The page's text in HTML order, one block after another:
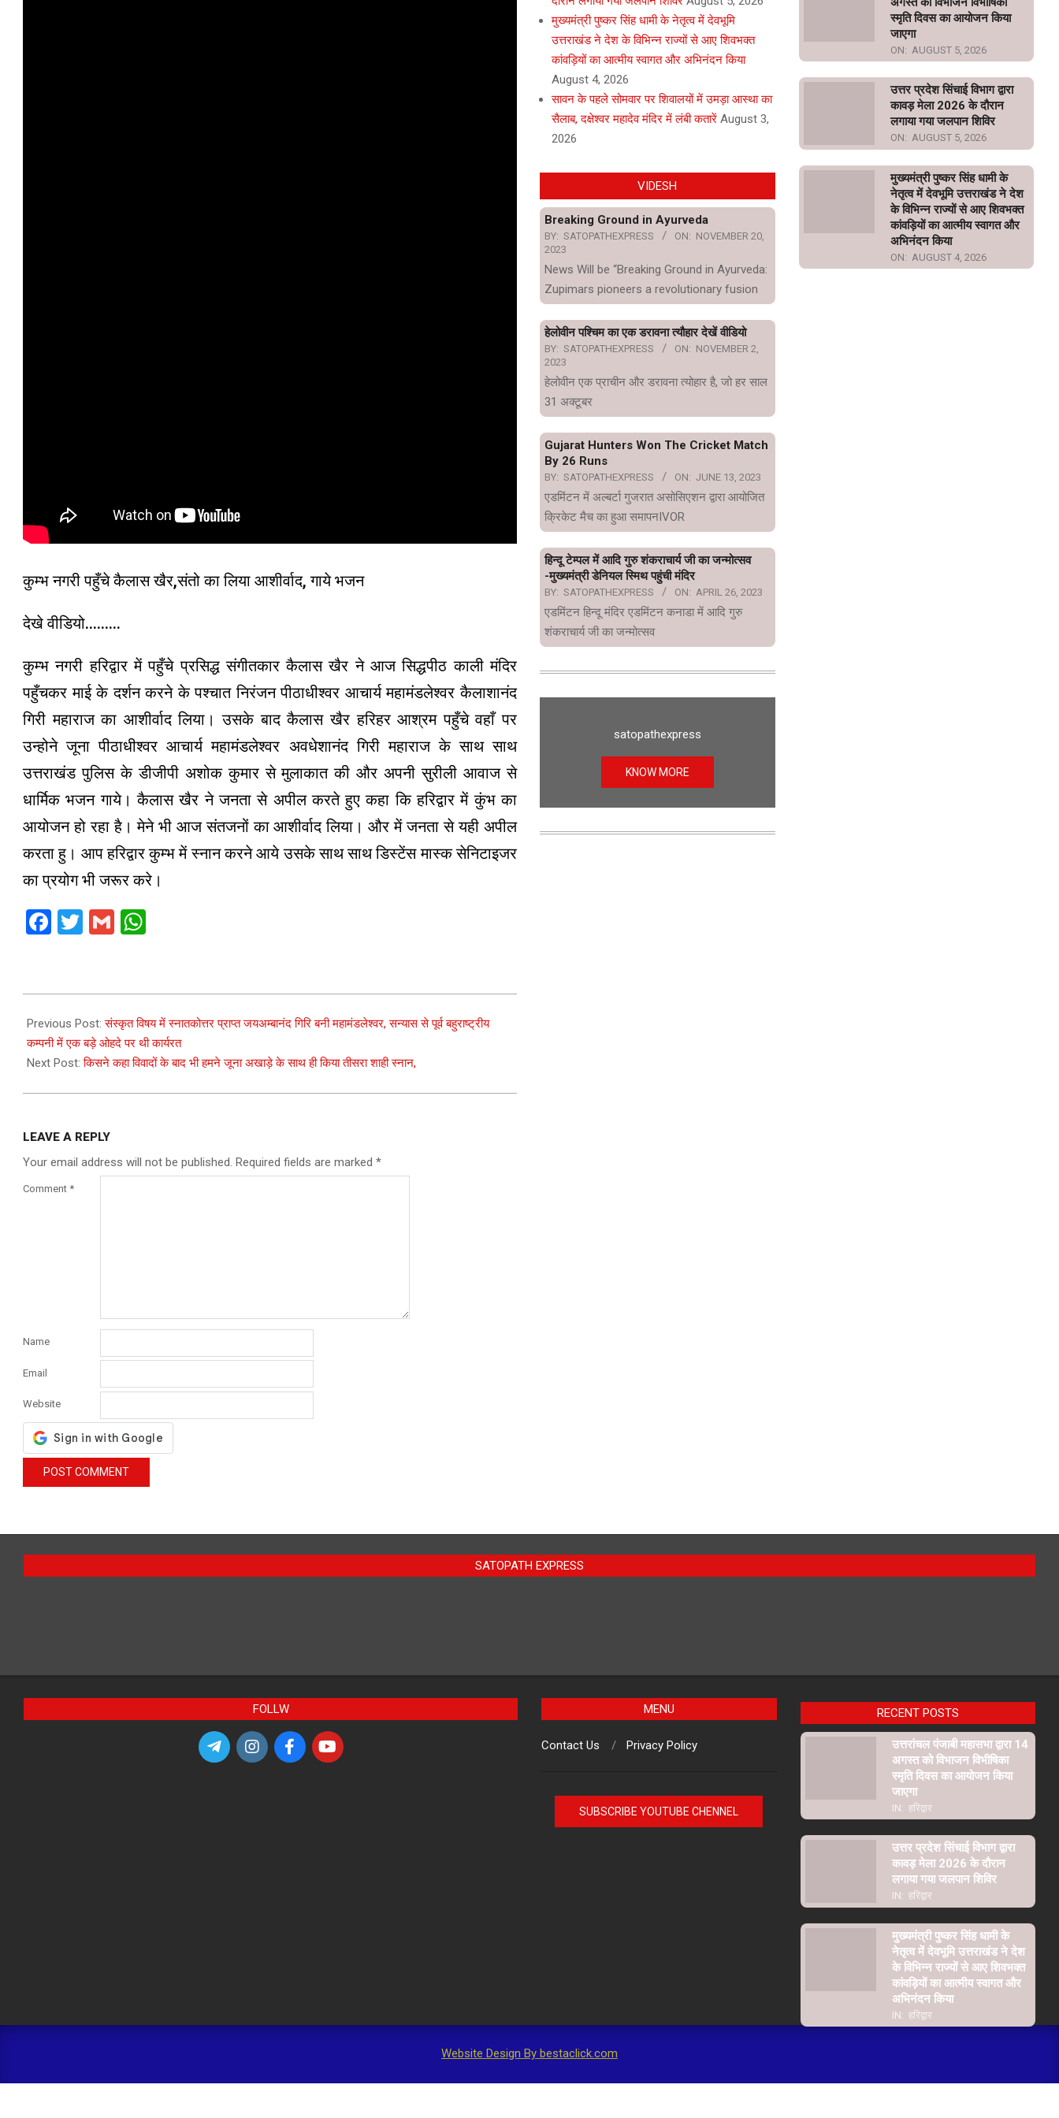
कुम्भ नगरी पहुँचे कैलास खैर,संतो का लिया आशीर्वाद, गाये भजन
देखे वीडियो………
कुम्भ नगरी हरिद्वार में पहुँचे प्रसिद्ध संगीतकार कैलास खैर ने आज सिद्धपीठ काली मंदिर
पहुँचकर माई के दर्शन करने के पश्चात निरंजन पीठाधीश्वर आचार्य महामंडलेश्वर कैलाशानंद
गिरी महाराज का आशीर्वाद लिया। उसके बाद कैलास खैर हरिहर आश्रम पहुँचे वहाँ पर
उन्होने जूना पीठाधीश्वर आचार्य महामंडलेश्वर अवधेशानंद गिरी महाराज के साथ साथ
उत्तराखंड पुलिस के डीजीपी अशोक कुमार से मुलाकात की और अपनी सुरीली आवाज से
धार्मिक भजन गाये। कैलास खैर ने जनता से अपील करते हुए कहा कि हरिद्वार में कुंभ का
आयोजन हो रहा है। मेने भी आज संतजनों का आशीर्वाद लिया। और में जनता से यही अपील
करता हु। आप हरिद्वार कुम्भ में स्नान करने आये उसके साथ साथ डिस्टेंस मास्क सेनिटाइजर
का प्रयोग भी जरूर करे।
Facebook
Twitter
Gmail
04-
13
Previous Post:संस्कृत विषय में स्नातकोत्तर प्राप्त जयअम्बानंद गिरि बनी महामंडलेश्वर, सन्यास से पूर्व बहुराष्ट्रीय
कम्पनी में एक बड़े ओहदे पर थी कार्यरत
Next Post:किसने कहा विवादों के बाद भी हमने जूना अखाड़े के साथ ही किया तीसरा शाही स्नान,
LEAVE A REPLY
Your email address will not be published. Required fields are marked *
Comment *
Name
Email
Website
मुख्यमंत्री पुष्कर सिंह धामी के नेतृत्व में देवभूमि
उत्तराखंड ने देश के विभिन्न राज्यों से आए शिवभक्त
कांवड़ियों का आत्मीय स्वागत और अभिनंदन किया
August 4, 2026
सावन के पहले सोमवार पर शिवालयों में उमड़ा आस्था का
सैलाब, दक्षेश्वर महादेव मंदिर में लंबी कतारें August 3,
2026
VIDESH
Breaking Ground in Ayurveda
BY: SATOPATHEXPRESS ON: NOVEMBER 20,
2023
News Will be “Breaking Ground in Ayurveda:
Zupimars pioneers a revolutionary fusion
हेलोवीन पश्चिम का एक डरावना त्यौहार देखें वीडियो
BY: SATOPATHEXPRESS ON: NOVEMBER 2,
2023
हेलोवीन एक प्राचीन और डरावना त्योहार है, जो हर साल
31 अक्टूबर
Gujarat Hunters Won The Cricket Match
By 26 Runs
BY: SATOPATHEXPRESS ON: JUNE 13, 2023
एडमिंटन में अल्बर्टा गुजरात असोसिएशन द्वारा आयोजित
क्रिकेट मैच का हुआ समापनIVOR
हिन्दू टेम्पल में आदि गुरु शंकराचार्य जी का जन्मोत्सव
-मुख्यमंत्री डेनियल स्मिथ पहुंची मंदिर
BY: SATOPATHEXPRESS ON: APRIL 26, 2023
एडमिंटन हिन्दू मंदिर एडमिंटन कनाडा में आदि गुरु
शंकराचार्य जी का जन्मोत्सव
satopathexpress
KNOW MORE
स्मृति दिवस का आयोजन किया
जाएगा
ON: AUGUST 5, 2026
उत्तर प्रदेश सिंचाई विभाग द्वारा
कावड़ मेला 2026 के दौरान
लगाया गया जलपान शिविर
ON: AUGUST 5, 2026
मुख्यमंत्री पुष्कर सिंह धामी के
नेतृत्व में देवभूमि उत्तराखंड ने देश
के विभिन्न राज्यों से आए शिवभक्त
कांवड़ियों का आत्मीय स्वागत और
अभिनंदन किया
ON: AUGUST 4, 2026
SATOPATH EXPRESS
FOLLW MENU
Contact Us Privacy Policy
SUBSCRIBE YOUTUBE CHENNEL
RECENT POSTS
उत्तरांचल पंजाबी महासभा द्वारा 14
अगस्त को विभाजन विभीषिका
स्मृति दिवस का आयोजन किया
जाएगा
IN: हरिद्वार
उत्तर प्रदेश सिंचाई विभाग द्वारा
कावड़ मेला 2026 के दौरान
लगाया गया जलपान शिविर
IN: हरिद्वार
मुख्यमंत्री पुष्कर सिंह धामी के
नेतृत्व में देवभूमि उत्तराखंड ने देश
के विभिन्न राज्यों से आए शिवभक्त
कांवड़ियों का आत्मीय स्वागत और
अभिनंदन किया
IN: हरिद्वार
Website Design By bestaclick.com